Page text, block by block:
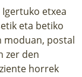
etxea
eta betiko
moduan, postal
zer den
horrek